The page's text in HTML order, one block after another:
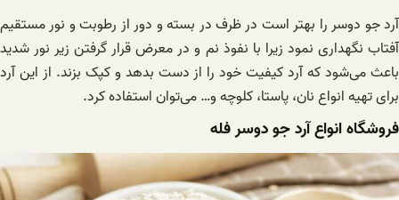
آرد جو دوسر را بهتر است در ظرف در بسته و دور از رطوبت و نور مستقیم
آفتاب نگهداری نمود زیرا با نفوذ نم و در معرض قرار گرفتن زیر نور شدید
باعث می‌شود که آرد کیفیت خود را از دست بدهد و کپک بزند. از این آرد
برای تهیه انواع نان، پاستا، کلوچه و… می‌توان استفاده کرد.
فروشگاه انواع آرد جو دوسر فله